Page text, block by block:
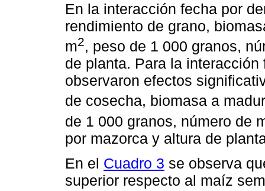
En la interacción fecha por
rendimiento de grano,
m2, peso de 1 000 granos,
de planta. Para la
observaron efectos
de cosecha, biomasa a
de 1 000 granos, número de
por mazorca y altura de
En el Cuadro 3 se observa
superior respecto al maíz